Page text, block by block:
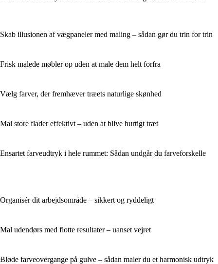
Skab illusionen af vægpaneler med maling – sådan gør du trin for trin
Frisk malede møbler op uden at male dem helt forfra
Vælg farver, der fremhæver træets naturlige skønhed
Mal store flader effektivt – uden at blive hurtigt træt
Ensartet farveudtryk i hele rummet: Sådan undgår du farveforskelle
Organisér dit arbejdsområde – sikkert og ryddeligt
Mal udendørs med flotte resultater – uanset vejret
Bløde farveovergange på gulve – sådan maler du et harmonisk udtryk